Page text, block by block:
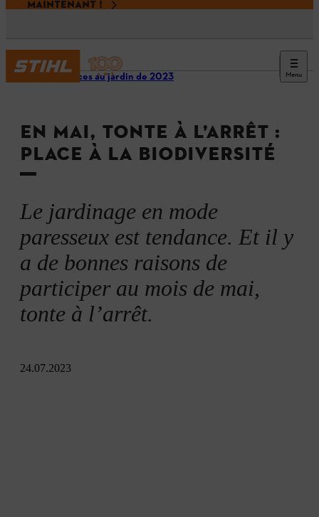
MAINTENANT !
Menu
Tendances au jardin de 2023
EN MAI, TONTE À L’ARRÊT :
PLACE À LA BIODIVERSITÉ
Le jardinage en mode
paresseux est tendance. Et il y
a de bonnes raisons de
participer au mois de mai,
tonte à l’arrêt.
24.07.2023